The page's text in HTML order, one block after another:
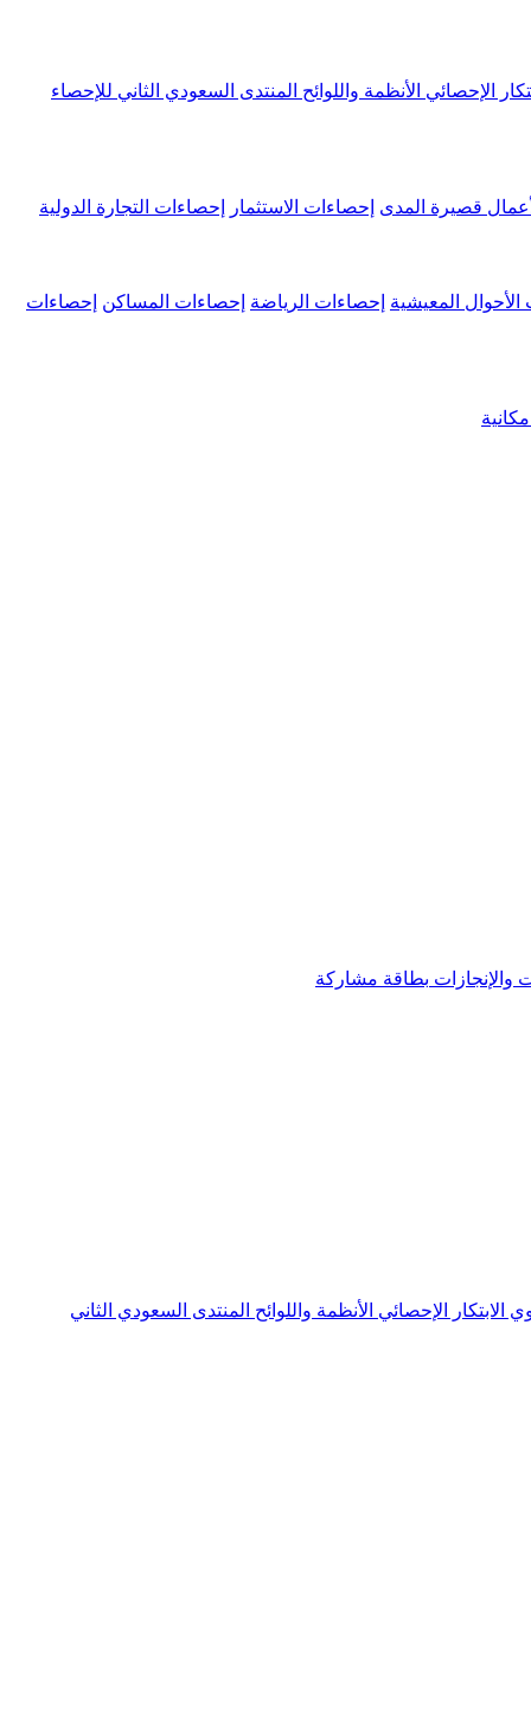
الإحصائي الأنظمة واللوائح المنتدى السعودي الثاني للإحصاء
قصيرة المدى إحصاءات الاستثمار إحصاءات التجارة الدولية
الأحوال المعيشية إحصاءات الرياضة إحصاءات المساكن إحصاءات
والإنجازات بطاقة مشاركة
الابتكار الإحصائي الأنظمة واللوائح المنتدى السعودي الثاني